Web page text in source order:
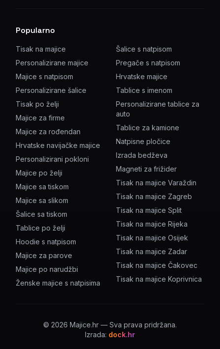
Popularno
Tisak na majice
Personalizirane majice
Majice s natpisom
Personalizirane šalice
Tisak po želji
Majice za firme
Majice za rođendan
Hrvatske navijačke majice
Personalizirani pokloni
Majice po želji
Majice sa tiskom
Majice sa slikom
Šalice sa tiskom
Tablice po želji
Hoodie s natpisom
Majice za parove
Majice po narudžbi
Ženske majice s natpisima
Šalice s natpisom
Pregače s natpisom
Hrvatske majice
Tablice s imenom
Personalizirane tablice za
auto
Tablice za kamione
Natpisne pločice
Izrada bedževa
Magneti za frižider
Tisak na majice Varaždin
Tisak na majice Zagreb
Tisak na majice Split
Tisak na majice Rijeka
Tisak na majice Osijek
Tisak na majice Zadar
Tisak na majice Čakovec
Tisak na majice Koprivnica
© 2026 Majice.hr — Sva prava pridržana.
Izrada: dock.hr